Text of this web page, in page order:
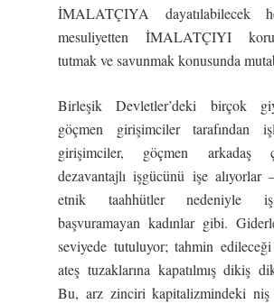
İMALATÇIYA dayatılabilecek
mesuliyetten İMALATÇIYI
tutmak ve savunmak konusunda
Birleşik Devletler’deki birçok
göçmen girişimciler tarafından
girişimciler, göçmen arkadaş
dezavantajlı işgücünü işe
etnik taahhütler nedeniyle iş
başvuramayan kadınlar gibi.
seviyede tutuluyor; tahmin
ateş tuzaklarına kapatılmış dikiş
Bu, arz zinciri kapitalizmindeki niş